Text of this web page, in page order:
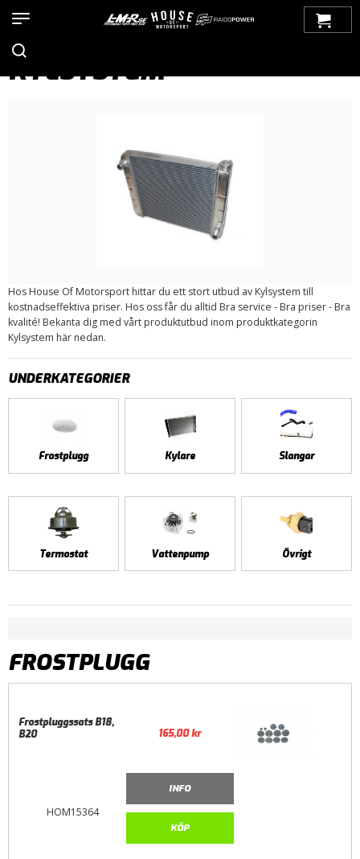
> Kylsystem
KYLSYSTEM
Hos House Of Motorsport hittar du ett stort utbud av Kylsystem till
kostnadseffektiva priser. Hos oss får du alltid Bra service - Bra priser - Bra
kvalité! Bekanta dig med vårt produktutbud inom produktkategorin
Kylsystem här nedan.
UNDERKATEGORIER
Frostplugg Kylare Slangar
Termostat Vattenpump Övrigt
FROSTPLUGG
HOM15364
Frostpluggssats B18,
B20
165,00kr
INFO
KÖP